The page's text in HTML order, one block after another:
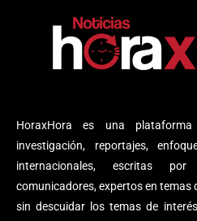
HoraxHora es una
investigación, reportajes,
internacionales, escritas por
comunicadores, expertos en temas
sin descuidar los temas de